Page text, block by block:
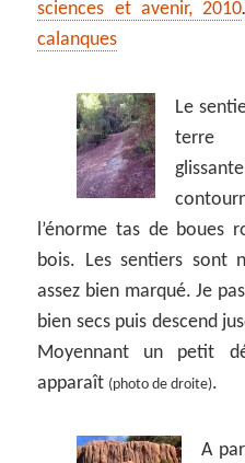
sciences et avenir, 2010
calanques
Le
terre
glissante
l’énorme tas de boues
bois. Les sentiers sont
assez bien marqué. Je
bien secs puis descend
Moyennant un petit
apparaît (photo de droite).
A